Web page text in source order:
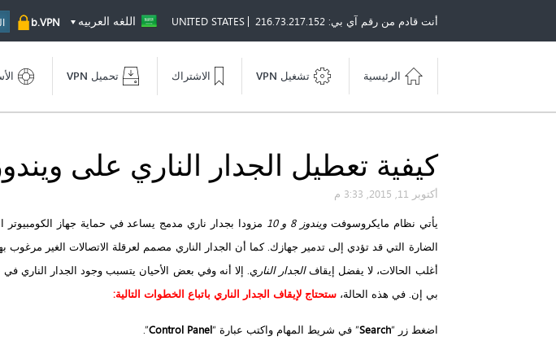
أنت قادم من رقم آي بي: 216.73.217.152 UNITED STATES اللغه العربيه b.VPN
الرئيسية تشغيل VPN الاشتراك تحميل VPN
كيفية تعطيل الجدار الناري على ويندوز 8 و
أكتوبر 11, 2015, 3:33 م
يأتي نظام مايكروسوفت ويندوز 8 و 10
مزودا بجدار ناري مدمج يساعد في حماية جهاز
الضارة التي قد تؤدي إلى تدمير جهازك. كما أن الجدار الناري مصمم لعرقلة الاتصالات الغير مرغوب
أغلب الحالات، لا يفضل إيقافالجدار الناري. إلا أنه وفي بعض الأحيان يتسبب وجود الجدار الناري
بي إن. في هذه الحالة،ستحتاج لإيقاف الجدار الناري باتباع الخطوات التالية:
اضغط زر “Search” في شريط المهام واكتب عبارة “Control Panel
”.